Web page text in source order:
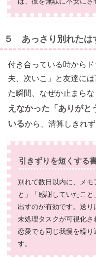
５ あっさり別れたは
付き合っている時から
夫、次いこ」と友達に
た瞬間、なぜか止まら
えなかった「ありがと
いるから、清算しきれ
引きずりを短くする
別れて数日以内に、メモ
と」「感謝していたこ
出すのが有効です。送
未処理タスクが可視化
恋愛でも同じ我慢を繰り
す。